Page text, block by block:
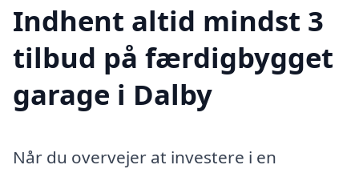
Indhent altid mindst 3
tilbud på færdigbygget
garage i Dalby
Når du overvejer at investere i en